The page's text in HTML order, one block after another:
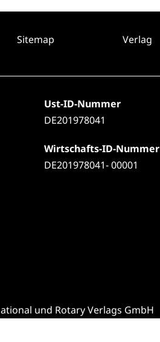
Sitemap Verlag
Ust-ID-Nummer
DE201978041
Wirtschafts-ID-Nummer
DE201978041- 00001
und Rotary Verlags GmbH